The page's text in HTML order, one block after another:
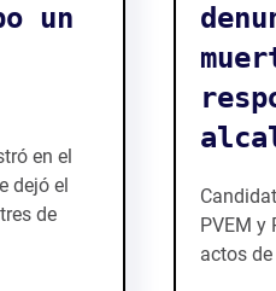
un
en el
dejó el
de
PVEM y
actos